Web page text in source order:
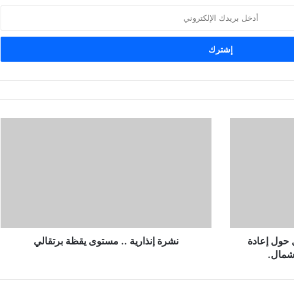
حول إعادة
نشرة إنذارية .. مستوى يقظة برتقالي